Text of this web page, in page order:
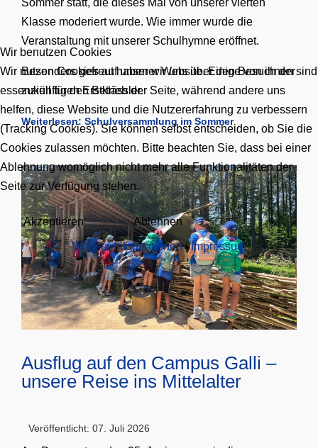
Klasse moderiert wurde. Wie immer wurde die
Veranstaltung mit unserer Schulhymne eröffnet.
Besonders gefreut haben wir uns über den Besuch der
zukünftigen Erstklässler.
Weiterlesen: Schulversammlung im Sommer
Ausflug auf den Campus Galli –
unsere Reise ins Mittelalter
Veröffentlicht: 07. Juli 2026
Wir benutzen Cookies
Wir nutzen Cookies auf unserer Website. Einige von ihnen sind
essenziell für den Betrieb der Seite, während andere uns
helfen, diese Website und die Nutzererfahrung zu verbessern
(Tracking Cookies). Sie können selbst entscheiden, ob Sie die
Cookies zulassen möchten. Bitte beachten Sie, dass bei einer
Ablehnung womöglich nicht mehr alle Funktionalitäten der
Seite zur Verfügung stehen.
Akzeptieren Ablehnen
Weitere Informationen|Impressum